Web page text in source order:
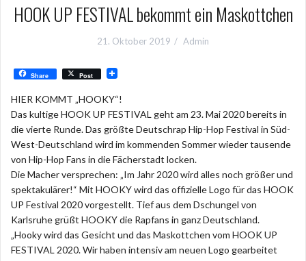
HOOK UP FESTIVAL bekommt ein Maskottchen
21. Oktober 2019 Admin
Share Post
HIER KOMMT „HOOKY“!
Das kultige HOOK UP FESTIVAL geht am 23. Mai 2020 bereits in
die vierte Runde. Das größte Deutschrap Hip-Hop Festival in Süd-
West-Deutschland wird im kommenden Sommer wieder tausende
von Hip-Hop Fans in die Fächerstadt locken.
Die Macher versprechen: „Im Jahr 2020 wird alles noch größer und
spektakulärer!“ Mit HOOKY wird das offizielle Logo für das HOOK
UP Festival 2020 vorgestellt. Tief aus dem Dschungel von
Karlsruhe grüßt HOOKY die Rapfans in ganz Deutschland.
„Hooky wird das Gesicht und das Maskottchen vom HOOK UP
FESTIVAL 2020. Wir haben intensiv am neuen Logo gearbeitet